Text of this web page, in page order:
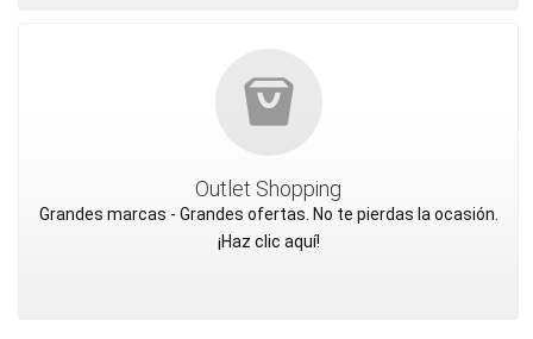
Outlet Shopping
Grandes marcas - Grandes ofertas. No te pierdas la ocasión.
¡Haz clic aquí!